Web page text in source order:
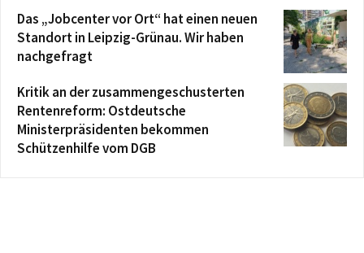
Das „Jobcenter vor Ort“ hat einen neuen
Standort in Leipzig-Grünau. Wir haben
nachgefragt
Kritik an der zusammengeschusterten
Rentenreform: Ostdeutsche
Ministerpräsidenten bekommen
Schützenhilfe vom DGB